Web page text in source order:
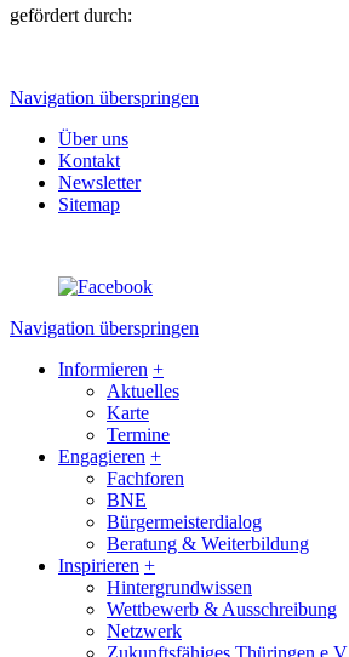
gefördert durch:
Navigation überspringen
Über uns
Kontakt
Newsletter
Sitemap
Navigation überspringen
Informieren +
Aktuelles
Karte
Termine
Engagieren +
Fachforen
BNE
Bürgermeisterdialog
Beratung & Weiterbildung
Inspirieren +
Hintergrundwissen
Wettbewerb & Ausschreibung
Netzwerk
Zukunftsfähiges Thüringen e.V.